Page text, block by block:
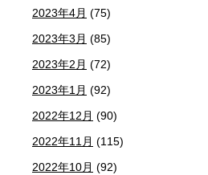
2023年4月 (75)
2023年3月 (85)
2023年2月 (72)
2023年1月 (92)
2022年12月 (90)
2022年11月 (115)
2022年10月 (92)